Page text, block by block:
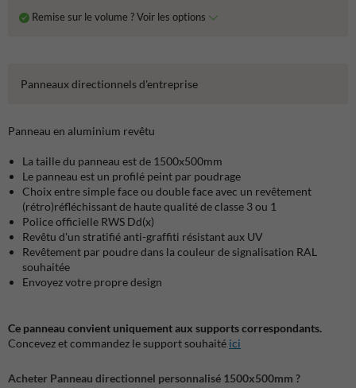
Remise sur le volume ? Voir les options
Panneaux directionnels d'entreprise
Panneau en aluminium revêtu
La taille du panneau est de 1500x500mm
Le panneau est un profilé peint par poudrage
Choix entre simple face ou double face avec un revêtement
(rétro)réfléchissant de haute qualité de classe 3 ou 1
Police officielle RWS Dd(x)
Revêtu d'un stratifié anti-graffiti résistant aux UV
Revêtement par poudre dans la couleur de signalisation RAL
souhaitée
Envoyez votre propre design
Ce panneau convient uniquement aux supports correspondants.
Concevez et commandez le support souhaité ici
Acheter Panneau directionnel personnalisé 1500x500mm ?